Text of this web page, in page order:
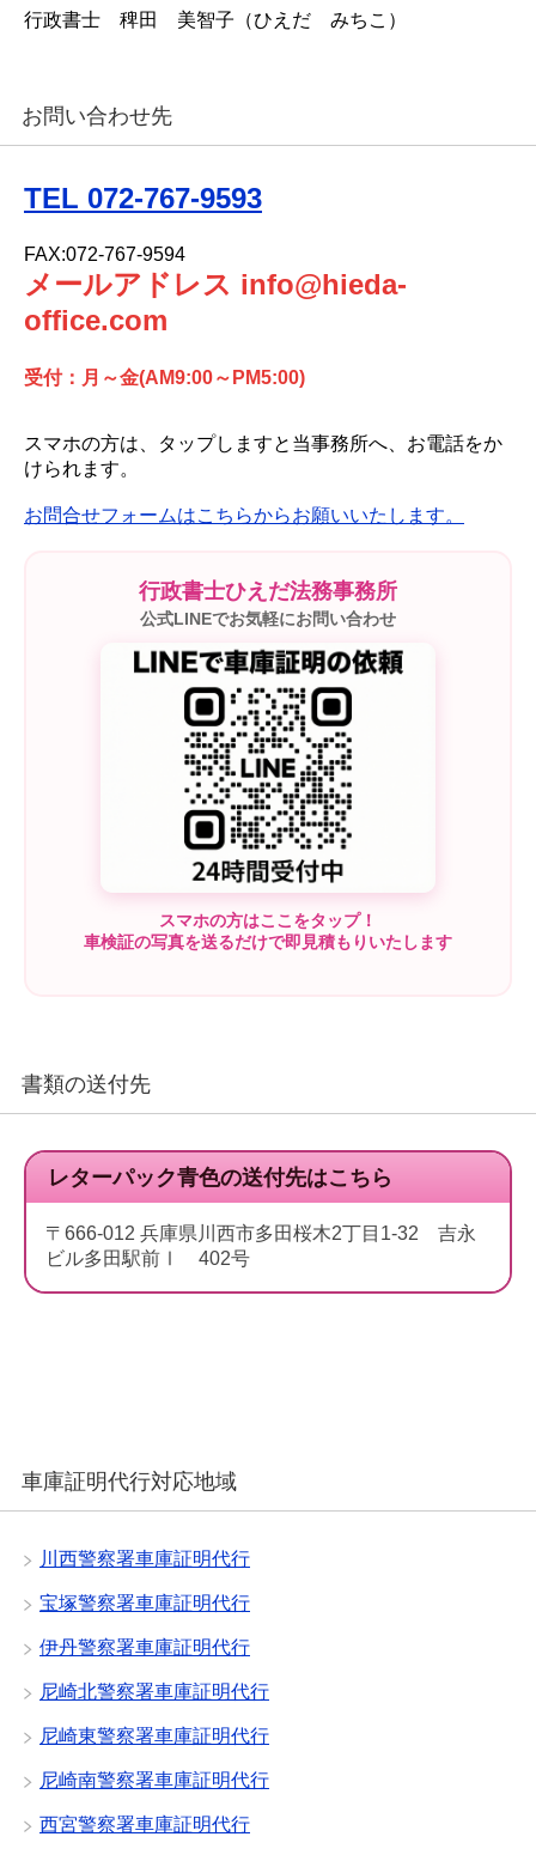
行政書士 稗田 美智子（ひえだ みちこ）
お問い合わせ先
TEL 072-767-9593
FAX:072-767-9594
メールアドレス info@hieda-
office.com
受付：月～金(AM9:00～PM5:00)
スマホの方は、タップしますと当事務所へ、お電話をか
けられます。
お問合せフォームはこちらからお願いいたします。
行政書士ひえだ法務事務所
公式LINEでお気軽にお問い合わせ
スマホの方はここをタップ！
車検証の写真を送るだけで即見積もりいたします
書類の送付先
レターパック青色の送付先はこちら
〒666-012 兵庫県川西市多田桜木2丁目1-32 吉永
ビル多田駅前Ⅰ 402号
車庫証明代行対応地域
川西警察署車庫証明代行
宝塚警察署車庫証明代行
伊丹警察署車庫証明代行
尼崎北警察署車庫証明代行
尼崎東警察署車庫証明代行
尼崎南警察署車庫証明代行
西宮警察署車庫証明代行